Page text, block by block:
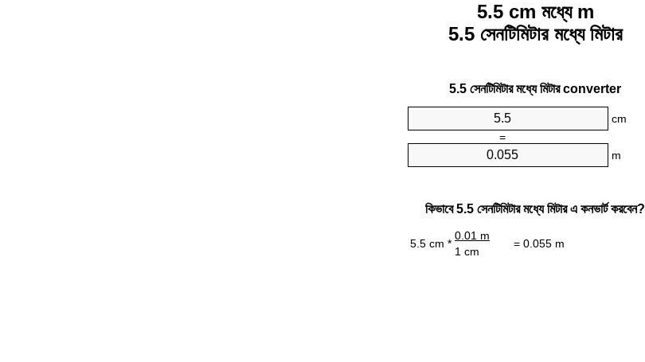
5.5 cm মধ্যে m
5.5 সেনটিমিটার মধ্যে মিটার
5.5 সেনটিমিটার মধ্যে মিটার converter
cm
=
m
কিভাবে 5.5 সেনটিমিটার মধ্যে মিটার এ কনভার্ট করবেন?
5.5 cm *
0.01 m
= 0.055 m
1 cm